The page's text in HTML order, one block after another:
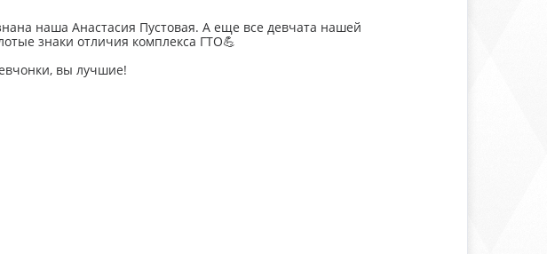
наша Анастасия Пустовая. А еще все девчата нашей
знаки отличия комплекса ГТО💪
вы лучшие!